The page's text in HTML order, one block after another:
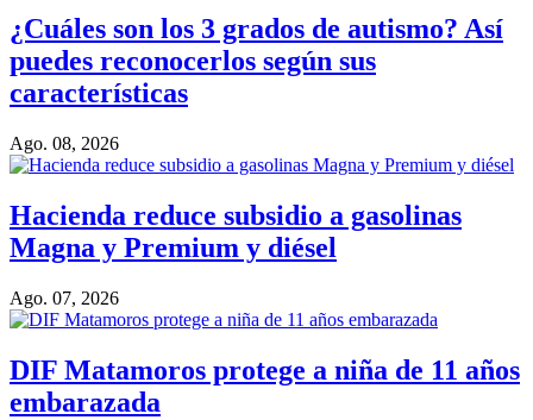
¿Cuáles son los 3 grados de autismo? Así
puedes reconocerlos según sus
características
Ago. 08, 2026
Hacienda reduce subsidio a gasolinas
Magna y Premium y diésel
Ago. 07, 2026
DIF Matamoros protege a niña de 11 años
embarazada